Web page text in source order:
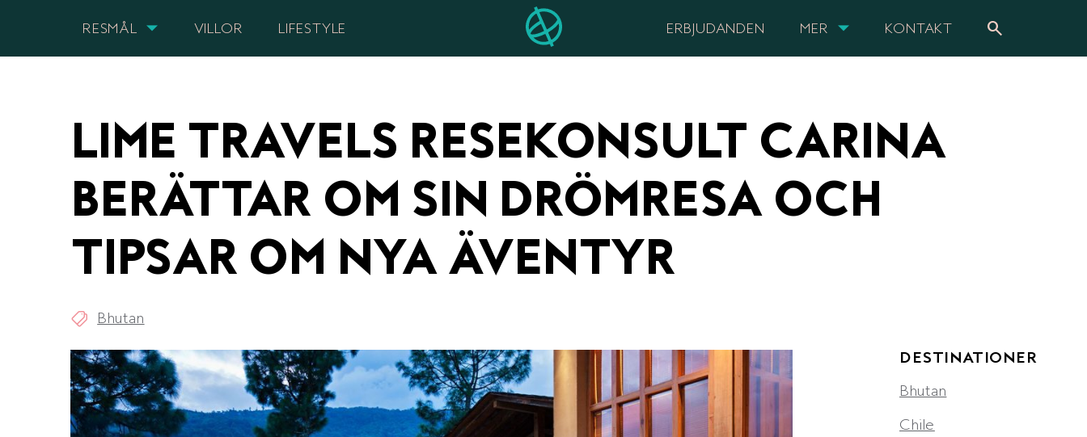
RESMÅL VILLOR LIFESTYLE ERBJUDANDEN MER KONTAKT search
LIME TRAVELS RESEKONSULT CARINA
BERÄTTAR OM SIN DRÖMRESA OCH
TIPSAR OM NYA ÄVENTYR
Bhutan
DESTINATIONER
Bhutan
Chile